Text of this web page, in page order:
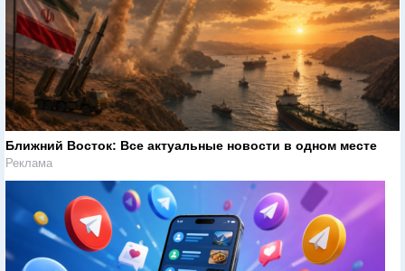
Ближний Восток: Все актуальные новости в одном месте
Реклама